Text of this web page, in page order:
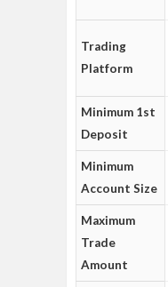
Trading
Platform
Minimum 1st
Deposit
Minimum
Account Size
Maximum
Trade
Amount